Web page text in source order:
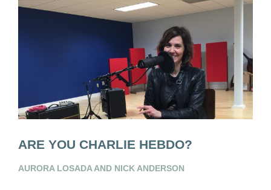
ARE YOU CHARLIE HEBDO?
AURORA LOSADA AND NICK ANDERSON